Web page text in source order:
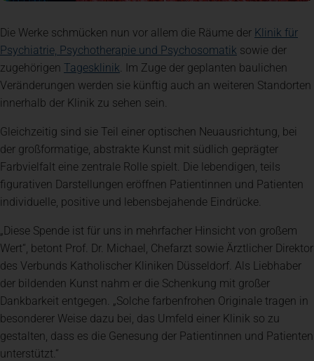
Die Werke schmücken nun vor allem die Räume der Klinik für
Psychiatrie, Psychotherapie und Psychosomatik (öffnet in
sowie der
zugehörigen Tagesklinik (öffnet in einem neuen Tab)
. Im Zuge der geplanten baulichen
Veränderungen werden sie künftig auch an weiteren Standorten
innerhalb der Klinik zu sehen sein.
Gleichzeitig sind sie Teil einer optischen Neuausrichtung, bei
der großformatige, abstrakte Kunst mit südlich geprägter
Farbvielfalt eine zentrale Rolle spielt. Die lebendigen, teils
figurativen Darstellungen eröffnen Patientinnen und Patienten
individuelle, positive und lebensbejahende Eindrücke.
„Diese Spende ist für uns in mehrfacher Hinsicht von großem
Wert“, betont Prof. Dr. Michael, Chefarzt sowie Ärztlicher Direktor
des Verbunds Katholischer Kliniken Düsseldorf. Als Liebhaber
der bildenden Kunst nahm er die Schenkung mit großer
Dankbarkeit entgegen. „Solche farbenfrohen Originale tragen in
besonderer Weise dazu bei, das Umfeld einer Klinik so zu
gestalten, dass es die Genesung der Patientinnen und Patienten
unterstützt.“